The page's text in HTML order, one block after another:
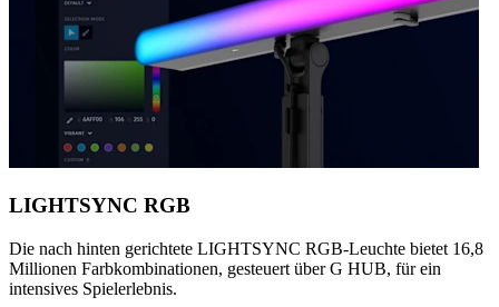
LIGHTSYNC RGB
Die nach hinten gerichtete LIGHTSYNC RGB-Leuchte bietet 16,8
Millionen Farbkombinationen, gesteuert über G HUB, für ein
intensives Spielerlebnis.